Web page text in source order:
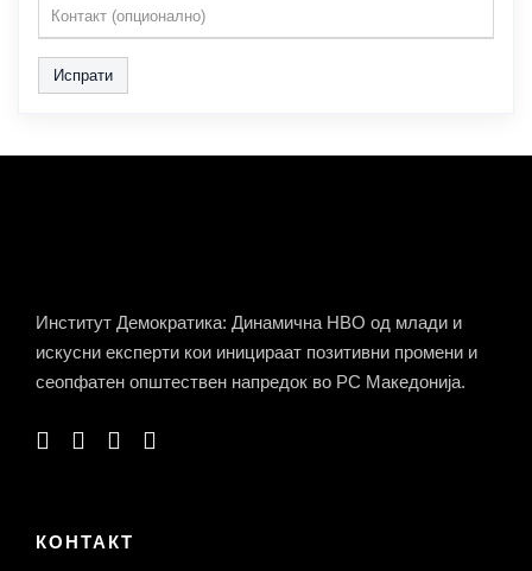
Испрати
Институт Демократика: Динамична НВО од млади и
искусни експерти кои иницираат позитивни промени и
сеопфатен општествен напредок во РС Македонија.
КОНТАКТ